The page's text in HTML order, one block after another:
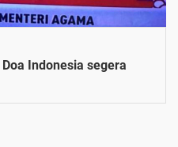
Indonesia segera